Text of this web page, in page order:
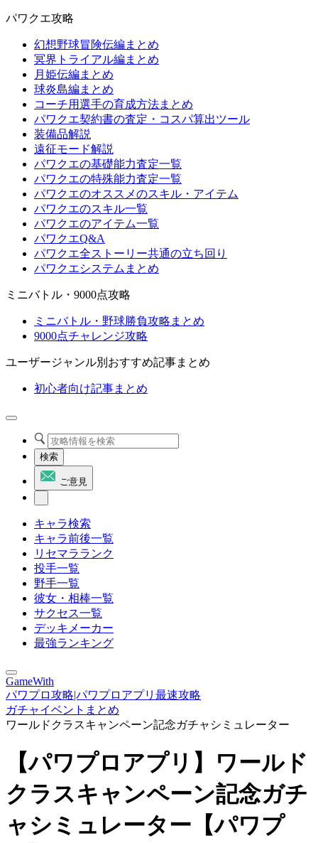
パワクエ攻略
幻想野球冒険伝編まとめ
冥界トライアル編まとめ
月姫伝編まとめ
球炎島編まとめ
コーチ用選手の育成方法まとめ
パワクエ契約書の査定・コスパ算出ツール
装備品解説
遠征モード解説
パワクエの基礎能力査定一覧
パワクエの特殊能力査定一覧
パワクエのオススメのスキル・アイテム
パワクエのスキル一覧
パワクエのアイテム一覧
パワクエQ&A
パワクエ全ストーリー共通の立ち回り
パワクエシステムまとめ
ミニバトル・9000点攻略
ミニバトル・野球勝負攻略まとめ
9000点チャレンジ攻略
ユーザージャンル別おすすめ記事まとめ
初心者向け記事まとめ
検索
ご意見
キャラ検索
キャラ前後一覧
リセマラランク
投手一覧
野手一覧
彼女・相棒一覧
サクセス一覧
デッキメーカー
最強ランキング
GameWith
パワプロ攻略|パワプロアプリ最速攻略
ガチャイベントまとめ
ワールドクラスキャンペーン記念ガチャシミュレーター
【パワプロアプリ】ワールド
クラスキャンペーン記念ガチ
ャシミュレーター【パワプ